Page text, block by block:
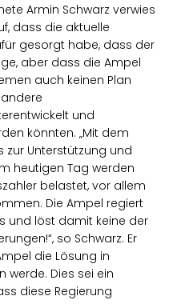
Armin Schwarz verwies
dass die aktuelle
gesorgt habe, dass der
aber dass die Ampel
auch keinen Plan
und
könnten. „Mit dem
zur Unterstützung und
heutigen Tag werden
belastet, vor allem
Die Ampel regiert
und löst damit keine der
so Schwarz. Er
die Lösung in
werde. Dies sei ein
diese Regierung